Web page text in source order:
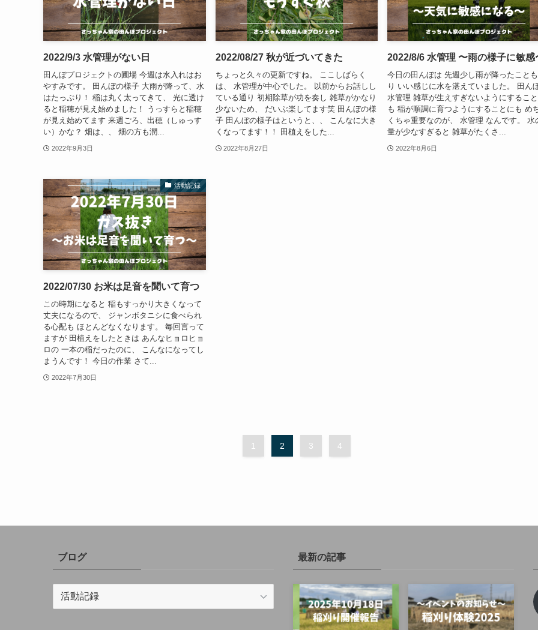
2022/9/3 水管理がない日
田んぼプロジェクトの圃場 今週は水入れはお
やすみです。 田んぼの様子 大雨が降って、水
はたっぷり！ 稲は丸く太ってきて、 光に透け
ると稲穂が見え始めました！ うっすらと稲穂
が見え始めてます 来週ごろ、出穂（しゅっす
い）かな？ 畑は、、 畑の方も潤...
2022年9月3日
2022/08/27 秋が近づいてきた
ちょっと久々の更新ですね。 ここしばらく
は、 水管理が中心でした。 以前からお話しし
ている通り 初期除草が功を奏し 雑草がかなり
少ないため、 だいぶ楽してます笑 田んぼの様
子 田んぼの様子はというと、、 こんなに大き
くなってます！！ 田植えをした...
2022年8月27日
2022/8/6 水管理 〜雨の様子に敏感
今日の田んぼは 先週少し雨が降ったこと
り いい感じに水を湛えていました。 田ん
水管理 雑草が生えすぎないようにするこ
も 稲が順調に育つようにすることにも め
くちゃ重要なのが、 水管理 なんです。 水
量が少なすぎると 雑草がたくさ...
2022年8月6日
活動記録
2022/07/30 お米は足音を聞いて育つ
この時期になると 稲もすっかり大きくなって
丈夫になるので、 ジャンボタニシに食べられ
る心配も ほとんどなくなります。 毎回言って
ますが 田植えをしたときは あんなヒョロヒョ
ロの 一本の稲だったのに、 こんなになってし
まうんです！ 今日の作業 さて...
2022年7月30日
1 2 3 4
ブログ 最新の記事